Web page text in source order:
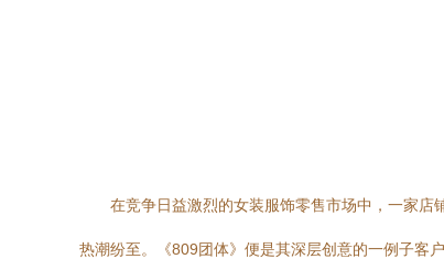
在竞争日益激烈的女装服饰零售市场中，一家
热潮纷至。《809团体》便是其深层创意的一例子客